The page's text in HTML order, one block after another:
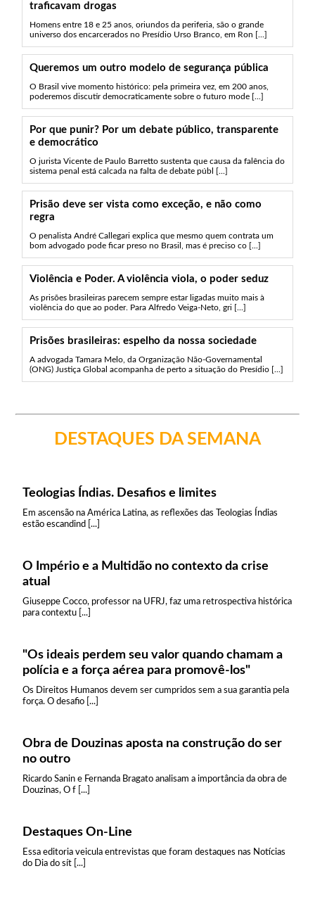
traficavam drogas
Homens entre 18 e 25 anos, oriundos da periferia, são o grande
universo dos encarcerados no Presídio Urso Branco, em Ron [...]
Queremos um outro modelo de segurança pública
O Brasil vive momento histórico: pela primeira vez, em 200 anos,
poderemos discutir democraticamente sobre o futuro mode [...]
Por que punir? Por um debate público, transparente
e democrático
O jurista Vicente de Paulo Barretto sustenta que causa da falência do
sistema penal está calcada na falta de debate públ [...]
Prisão deve ser vista como exceção, e não como
regra
O penalista André Callegari explica que mesmo quem contrata um
bom advogado pode ficar preso no Brasil, mas é preciso co [...]
Violência e Poder. A violência viola, o poder seduz
As prisões brasileiras parecem sempre estar ligadas muito mais à
violência do que ao poder. Para Alfredo Veiga-Neto, gri [...]
Prisões brasileiras: espelho da nossa sociedade
A advogada Tamara Melo, da Organização Não-Governamental
(ONG) Justiça Global acompanha de perto a situação do Presídio [...]
DESTAQUES DA SEMANA
Teologias Índias. Desafios e limites
Em ascensão na América Latina, as reflexões das Teologias Índias
estão escandind [...]
O Império e a Multidão no contexto da crise
atual
Giuseppe Cocco, professor na UFRJ, faz uma retrospectiva histórica
para contextu [...]
"Os ideais perdem seu valor quando chamam a
polícia e a força aérea para promovê-los"
Os Direitos Humanos devem ser cumpridos sem a sua garantia pela
força. O desafio [...]
Obra de Douzinas aposta na construção do ser
no outro
Ricardo Sanin e Fernanda Bragato analisam a importância da obra de
Douzinas, O f [...]
Destaques On-Line
Essa editoria veicula entrevistas que foram destaques nas Notícias
do Dia do sít [...]